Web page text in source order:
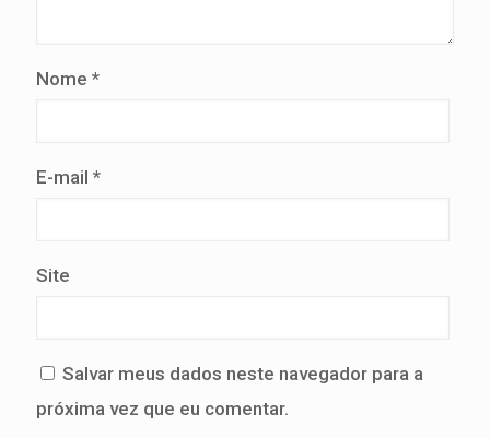
Nome *
E-mail *
Site
Salvar meus dados neste navegador para a
próxima vez que eu comentar.